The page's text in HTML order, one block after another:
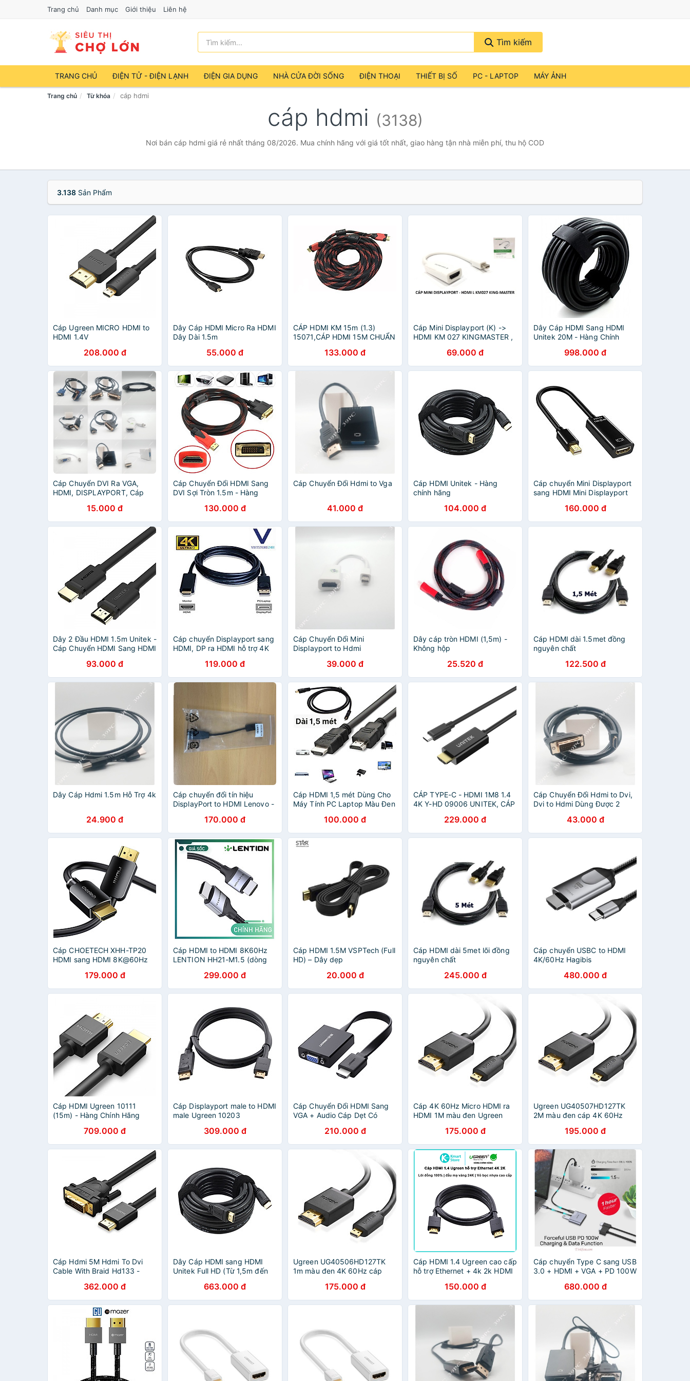
Trang chủ Danh mục Giới thiệu Liên hệ
Tìm kiếm
TRANG CHỦ ĐIỆN TỬ - ĐIỆN LẠNH ĐIỆN GIA DỤNG NHÀ CỬA ĐỜI SỐNG ĐIỆN THOẠI THIẾT BỊ SỐ PC - LAPTOP MÁY ẢNH
Trang chủ Từ khóa cáp hdmi
cáp hdmi (3138)
Nơi bán cáp hdmi giá rẻ nhất tháng 08/2026. Mua chính hãng với giá tốt nhất, giao hàng tận nhà miễn phí, thu hộ COD
3.138 Sản Phẩm
Cáp Ugreen MICRO HDMI to
HDMI 1.4V
208.000 đ
Dây Cáp HDMI Micro Ra HDMI
Dây Dài 1.5m
55.000 đ
CÁP HDMI KM 15m (1.3)
15071,CÁP HDMI 15M CHUẨN
133.000 đ
Cáp Mini Displayport (K) ->
HDMI KM 027 KINGMASTER ,
Displayport ra HDMI
69.000 đ
Dây Cáp HDMI Sang HDMI
Unitek 20M - Hàng Chính
998.000 đ
Cáp Chuyển DVI Ra VGA,
HDMI, DISPLAYPORT, Cáp
các loại Dùng Cho Laptop,
Pc- Loại tố
15.000 đ
Cáp Chuyển Đổi HDMI Sang
DVI Sợi Tròn 1.5m - Hàng
(24+1) dài 1.5m - Giao Màu
Ngẫu Nhiên - CÁP HDMI
DISPLAYPORT
130.000 đ
Cáp Chuyển Đổi Hdmi to Vga
41.000 đ
Cáp HDMI Unitek - Hàng
chính hãng
104.000 đ
Cáp chuyển Mini Displayport
sang HDMI Mini Displayport
Thunderbolt To HDMI - Hàng
Nhập Khẩu - Giao Màu Ngẫu
Nhiên
160.000 đ
Dây 2 Đầu HDMI 1.5m Unitek -
Cáp Chuyển HDMI Sang HDMI
93.000 đ
Cáp chuyển Displayport sang
HDMI, DP ra HDMI hỗ trợ 4K
119.000 đ
Cáp Chuyển Đổi Mini
Displayport to Hdmi
39.000 đ
Dây cáp tròn HDMI (1,5m) -
Không hộp
25.520 đ
Cáp HDMI dài 1.5met đồng
nguyên chất
122.500 đ
Dây Cáp Hdmi 1.5m Hỗ Trợ 4k
24.900 đ
Cáp chuyển đổi tín hiệu
DisplayPort to HDMI Lenovo -
170.000 đ
Cáp HDMI 1,5 mét Dùng Cho
Máy Tính PC Laptop Màu Đen
Chuyển HDMI Sang HDMI Cao
Cấp - Hàng Nhập Khẩu - Giao
Màu Ngẫu Nhiên
100.000 đ
CÁP TYPE-C - HDMI 1M8 1.4
4K Y-HD 09006 UNITEK, CÁP
RA HDMI KIM229.000 đ
Cáp Chuyển Đổi Hdmi to Dvi,
Dvi to Hdmi Dùng Được 2
43.000 đ
Cáp CHOETECH XHH-TP20
HDMI sang HDMI 8K@60Hz
179.000 đ
Cáp HDMI to HDMI 8K60Hz
LENTION HH21-M1.5 (dòng
299.000 đ
Cáp HDMI 1.5M VSPTech (Full
HD) – Dây dẹp
20.000 đ
Cáp HDMI dài 5met lõi đồng
nguyên chất
245.000 đ
Cáp chuyển USBC to HDMI
4K/60Hz Hagibis
480.000 đ
Cáp HDMI Ugreen 10111
(15m) - Hàng Chính Hãng
709.000 đ
Cáp Displayport male to HDMI
male Ugreen 10203
309.000 đ
Cáp Chuyển Đổi HDMI Sang
VGA + Audio Cáp Dẹt Có
210.000 đ
Cáp 4K 60Hz Micro HDMI ra
HDMI 1M màu đen Ugreen
chính hãng175.000 đ
Ugreen UG40507HD127TK
2M màu đen cáp 4K 60Hz
CHÍNH HÃNG195.000 đ
Cáp Hdmi 5M Hdmi To Dvi
Cable With Braid Hd133 -
362.000 đ
Dây Cáp HDMI sang HDMI
Unitek Full HD (Từ 1,5m đến
663.000 đ
Ugreen UG40506HD127TK
1m màu đen 4K 60Hz cáp
CHÍNH HÃNG175.000 đ
Cáp HDMI 1.4 Ugreen cao cấp
hỗ trợ Ethernet + 4k 2k HDMI
150.000 đ
Cáp chuyển Type C sang USB
3.0 + HDMI + VGA + PD 100W
nguồn.TYPE-C -> USB 3.0 +
HDMI + VGA + PD
680.000 đ